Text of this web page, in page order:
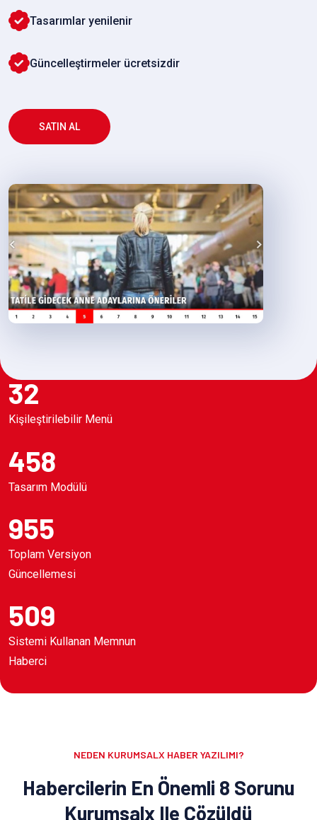
Tasarımlar yenilenir
Güncelleştirmeler ücretsizdir
SATIN AL
32
Kişileştirilebilir Menü
458
Tasarım Modülü
955
Toplam Versiyon
Güncellemesi
509
Sistemi Kullanan Memnun
Haberci
NEDEN KURUMSALX HABER YAZILIMI?
Habercilerin En Önemli 8 Sorunu
Kurumsalx Ile Çözüldü